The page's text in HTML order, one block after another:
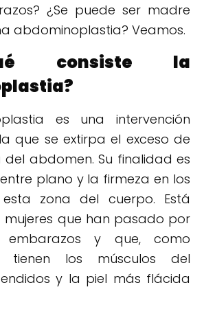
¿Se puede ser madre
abdominoplastia? Veamos.
consiste la
es una intervención
que se extirpa el exceso de
abdomen. Su finalidad es
plano y la firmeza en los
zona del cuerpo. Está
que han pasado por
y que, como
tienen los músculos del
y la piel más flácida